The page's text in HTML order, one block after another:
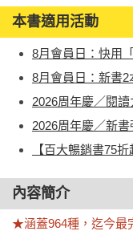
本書適用活動
8月會員日：快用
8月會員日：新書2
2026周年慶／閱讀
2026周年慶／新書
【百大暢銷書75
內容簡介
★涵蓋964種，迄今最